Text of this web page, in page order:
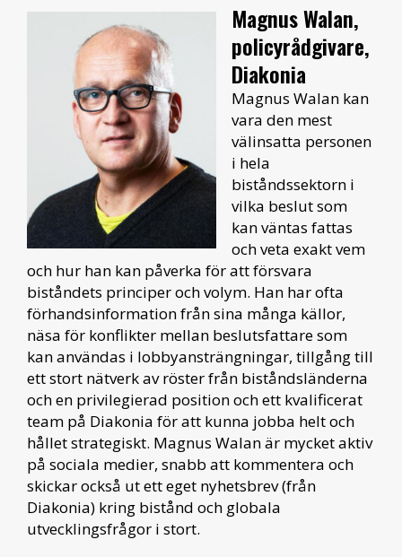
Magnus Walan,
policyrådgivare,
Diakonia
Magnus Walan kan
vara den mest
välinsatta personen
i hela
biståndssektorn i
vilka beslut som
kan väntas fattas
och veta exakt vem
och hur han kan påverka för att försvara
biståndets principer och volym. Han har ofta
förhandsinformation från sina många källor,
näsa för konflikter mellan beslutsfattare som
kan användas i lobbyansträngningar, tillgång till
ett stort nätverk av röster från biståndsländerna
och en privilegierad position och ett kvalificerat
team på Diakonia för att kunna jobba helt och
hållet strategiskt. Magnus Walan är mycket aktiv
på sociala medier, snabb att kommentera och
skickar också ut ett eget nyhetsbrev (från
Diakonia) kring bistånd och globala
utvecklingsfrågor i stort.